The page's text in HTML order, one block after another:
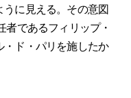
に見える。その意図
者であるフィリップ・
・ド・パリを施したか